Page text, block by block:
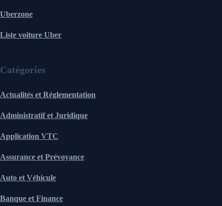
Uberzone
Liste voiture Uber
Catégories
Actualités et Réglementation
Administratif et Juridique
Application VTC
Assurance et Prévoyance
Auto et Véhicule
Banque et Finance